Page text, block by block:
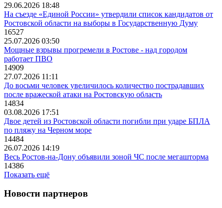
29.06.2026 18:48
На съезде «Единой России» утвердили список кандидатов от
Ростовской области на выборы в Государственную Думу
16527
25.07.2026 03:50
Мощные взрывы прогремели в Ростове - над городом
работает ПВО
14909
27.07.2026 11:11
До восьми человек увеличилось количество пострадавших
после вражеской атаки на Ростовскую область
14834
03.08.2026 17:51
Двое детей из Ростовской области погибли при ударе БПЛА
по пляжу на Черном море
14484
26.07.2026 14:19
Весь Ростов-на-Дону объявили зоной ЧС после мегашторма
14386
Показать ещё
Новости партнеров